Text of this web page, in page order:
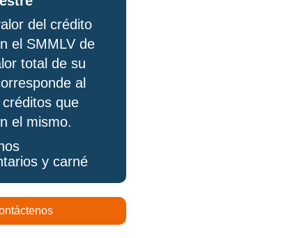
del crédito
el SMMLV de
total de su
al
que
el mismo.
y carné